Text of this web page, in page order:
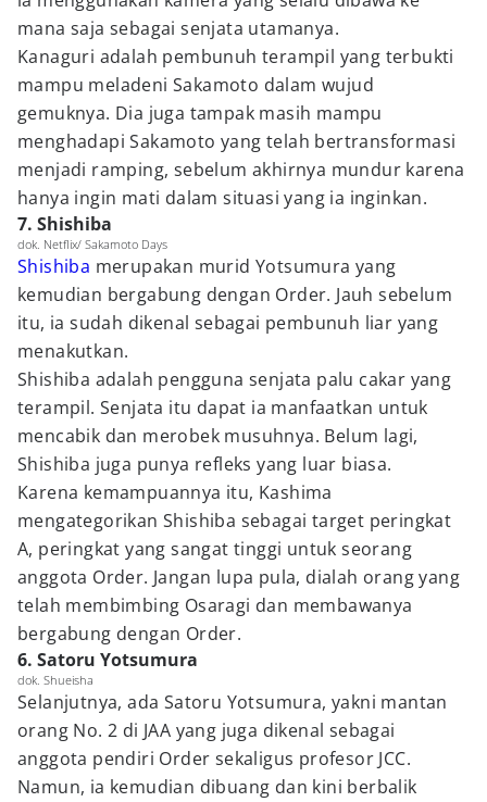
mana saja sebagai senjata utamanya.
Kanaguri adalah pembunuh terampil yang terbukti
mampu meladeni Sakamoto dalam wujud
gemuknya. Dia juga tampak masih mampu
menghadapi Sakamoto yang telah bertransformasi
menjadi ramping, sebelum akhirnya mundur karena
hanya ingin mati dalam situasi yang ia inginkan.
7. Shishiba
dok. Netflix/ Sakamoto Days
Shishiba merupakan murid Yotsumura yang
kemudian bergabung dengan Order. Jauh sebelum
itu, ia sudah dikenal sebagai pembunuh liar yang
menakutkan.
Shishiba adalah pengguna senjata palu cakar yang
terampil. Senjata itu dapat ia manfaatkan untuk
mencabik dan merobek musuhnya. Belum lagi,
Shishiba juga punya refleks yang luar biasa.
Karena kemampuannya itu, Kashima
mengategorikan Shishiba sebagai target peringkat
A, peringkat yang sangat tinggi untuk seorang
anggota Order. Jangan lupa pula, dialah orang yang
telah membimbing Osaragi dan membawanya
bergabung dengan Order.
6. Satoru Yotsumura
dok. Shueisha
Selanjutnya, ada Satoru Yotsumura, yakni mantan
orang No. 2 di JAA yang juga dikenal sebagai
anggota pendiri Order sekaligus profesor JCC.
Namun, ia kemudian dibuang dan kini berbalik